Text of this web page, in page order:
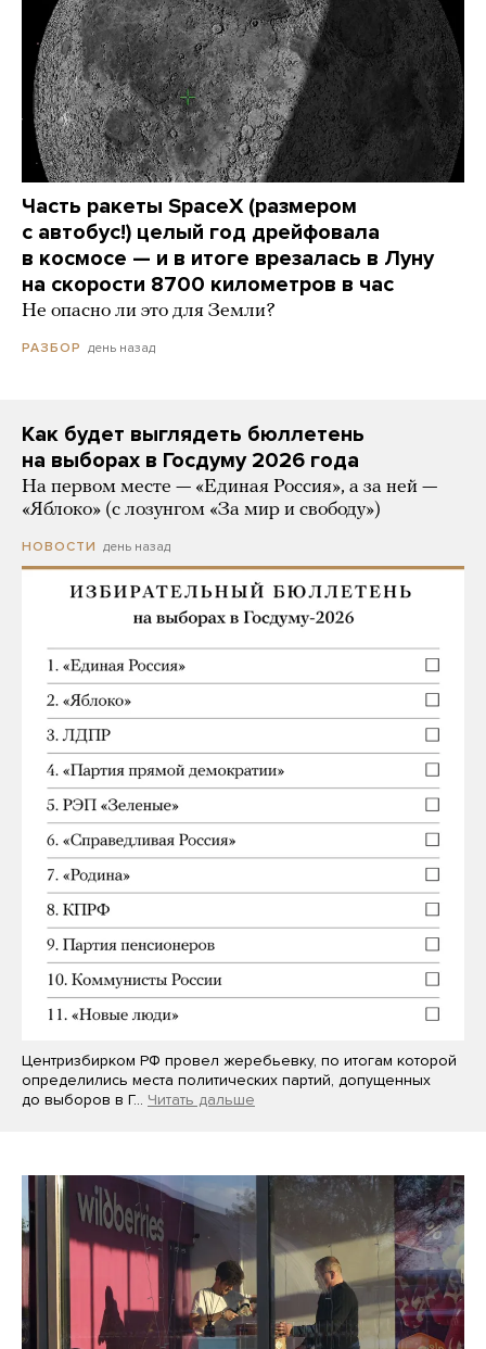
Часть ракеты SpaceX (размером
с автобус!) целый год дрейфовала
в космосе — и в итоге врезалась в Луну
на скорости 8700 километров в час
Не опасно ли это для Земли?
РАЗБОР день назад
Как будет выглядеть бюллетень
на выборах в Госдуму 2026 года
На первом месте — «Единая Россия», а за ней —
«Яблоко» (с лозунгом «За мир и свободу»)
НОВОСТИ день назад
Центризбирком РФ провел жеребьевку, по итогам которой
определились места политических партий, допущенных
до выборов в Г… Читать дальше